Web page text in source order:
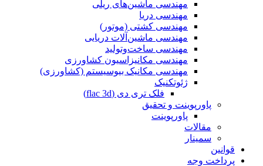
مهندسی ماشین‌های ریلی
مهندسی دریا
مهندسی کشتی (موتور)
مهندسی ماشین‌آلات دریایی
مهندسی ساخت‌وتولید
مهندسی مکانیزاسیون کشاورزی
مهندسی مکانیک بیوسیستم (کشاورزی)
ژئوتکنیک
فلک تری دی (flac 3d)
پاورپوینت و تحقیق
پاورپوینت
مقالات
سمینار
قوانین
پرداخت وجه